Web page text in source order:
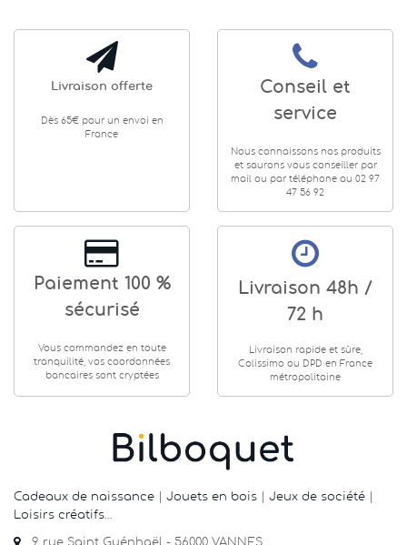
Livraison offerte
Dès 65€ pour un envoi en
France
Conseil et
service
Nous connaissons nos produits
et saurons vous conseiller par
mail ou par téléphone au 02 97
47 56 92
Paiement 100 %
sécurisé
Vous commandez en toute
tranquilité, vos coordonnées
bancaires sont cryptées
Livraison 48h /
72 h
Livraison rapide et sûre,
Colissimo ou DPD en France
métropolitaine
Cadeaux de naissance Jouets en bois Jeux de société
Loisirs créatifs…